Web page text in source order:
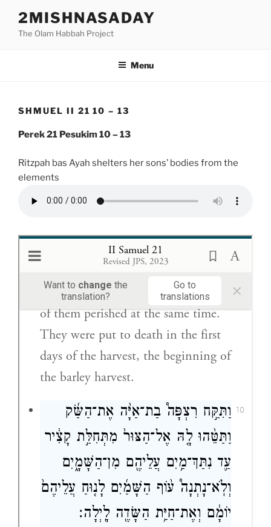
content
2MISHNASADAY
The Olam Habbah Project
Menu
SHMUEL II 21 10 – 13
Perek 21 Pesukim 10 – 13
Ritzpah bas Ayah shelters her sons’ bodies from the
elements